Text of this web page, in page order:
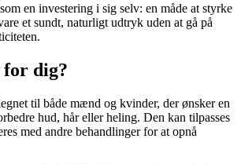
en investering i sig selv: en måde at styrke
et sundt, naturligt udtryk uden at gå på
for dig?
til både mænd og kvinder, der ønsker en
hud, hår eller heling. Den kan tilpasses
med andre behandlinger for at opnå